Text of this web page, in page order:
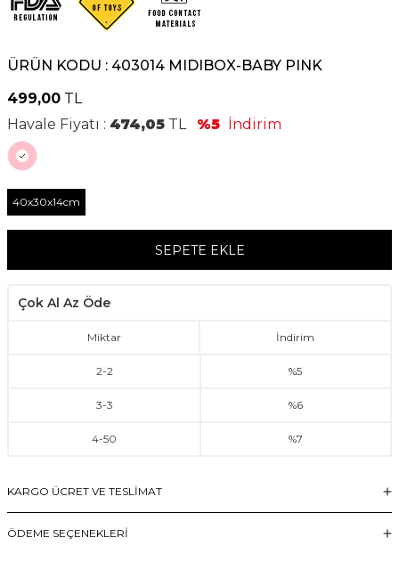
ÜRÜN KODU : 403014 MIDIBOX-BABY PINK
499,00 TL
Havale Fiyatı : 474,05 TL %5 İndirim
40x30x14cm
SEPETE EKLE
Çok Al Az Öde
Miktar İndirim
2-2 %5
3-3 %6
4-50 %7
KARGO ÜCRET VE TESLİMAT
ÖDEME SEÇENEKLERI